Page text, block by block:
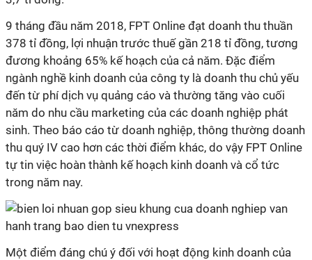
9 tháng đầu năm 2018, FPT Online đạt doanh thu thuần
378 tỉ đồng, lợi nhuận trước thuế gần 218 tỉ đồng, tương
đương khoảng 65% kế hoạch của cả năm. Đặc điểm
ngành nghề kinh doanh của công ty là doanh thu chủ yếu
đến từ phí dịch vụ quảng cáo và thường tăng vào cuối
năm do nhu cầu marketing của các doanh nghiệp phát
sinh. Theo báo cáo từ doanh nghiệp, thông thường doanh
thu quý IV cao hơn các thời điểm khác, do vậy FPT Online
tự tin việc hoàn thành kế hoạch kinh doanh và cổ tức
trong năm nay.
Một điểm đáng chú ý đối với hoạt động kinh doanh của